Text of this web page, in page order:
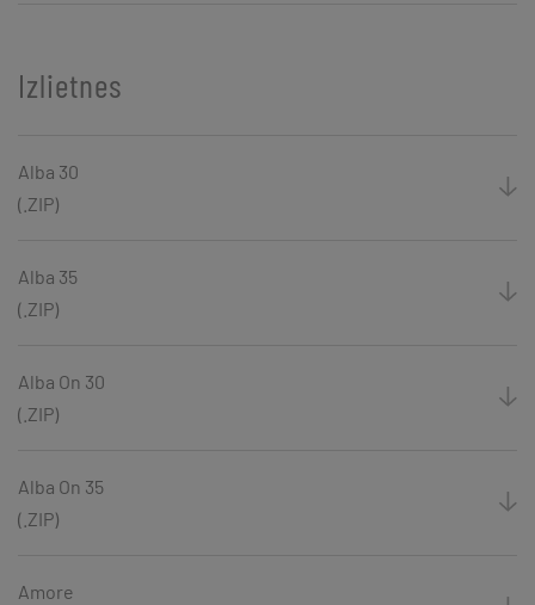
Izlietnes
Alba 30
(.ZIP)
Alba 35
(.ZIP)
Alba On 30
(.ZIP)
Alba On 35
(.ZIP)
Amore